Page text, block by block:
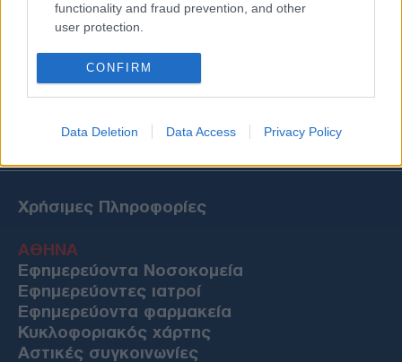
functionality and fraud prevention, and other
user protection.
CONFIRM
Data Deletion Data Access Privacy Policy
Χρήσιμες Πληροφορίες
ΑΘΗΝΑ
Εφημερεύοντα Νοσοκομεία
Εφημερεύοντες ιατροί
Εφημερεύοντα φαρμακεία
Κυκλοφοριακός χάρτης
Αστικές συγκοινωνίες